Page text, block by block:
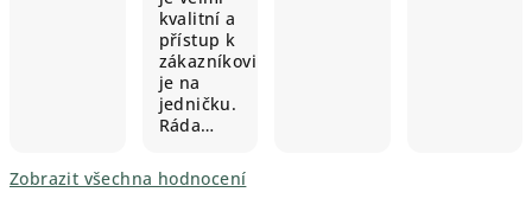
kvalitní a
přístup k
zákazníkovi
je na
jedničku.
Ráda…
Zobrazit všechna hodnocení